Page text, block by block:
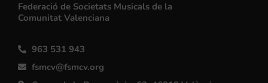
Federació de Societats Musicals de la
Comunitat Valenciana
963 531 943
fsmcv@fsmcv.org